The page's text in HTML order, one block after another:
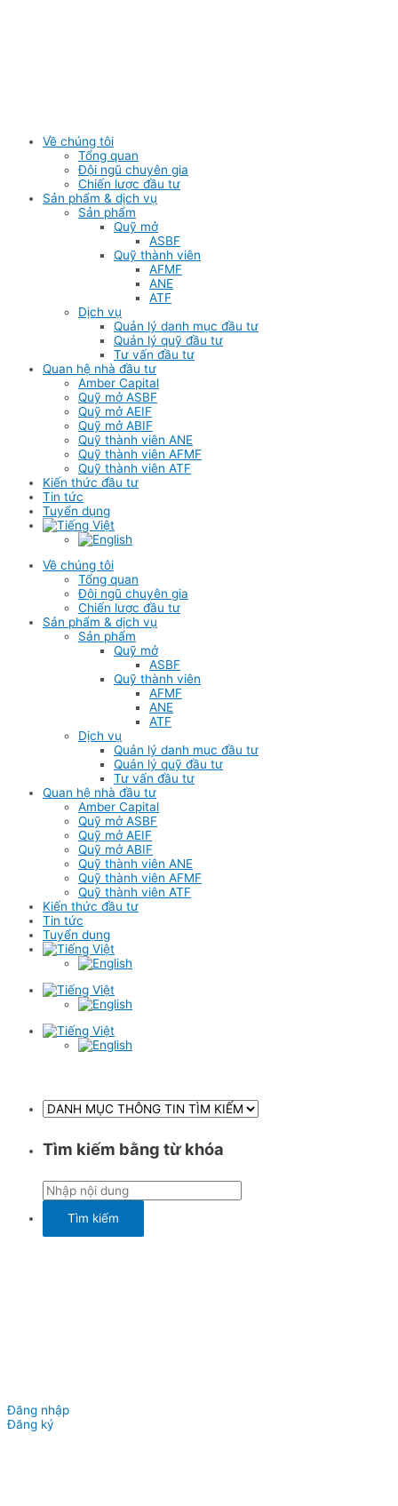
Về chúng tôi
Tổng quan
Đội ngũ chuyên gia
Chiến lược đầu tư
Sản phẩm & dịch vụ
Sản phẩm
Quỹ mở
ASBF
Quỹ thành viên
AFMF
ANE
ATF
Dịch vụ
Quản lý danh mục đầu tư
Quản lý quỹ đầu tư
Tư vấn đầu tư
Quan hệ nhà đầu tư
Amber Capital
Quỹ mở ASBF
Quỹ mở AEIF
Quỹ mở ABIF
Quỹ thành viên ANE
Quỹ thành viên AFMF
Quỹ thành viên ATF
Kiến thức đầu tư
Tin tức
Tuyển dụng
Về chúng tôi
Tổng quan
Đội ngũ chuyên gia
Chiến lược đầu tư
Sản phẩm & dịch vụ
Sản phẩm
Quỹ mở
ASBF
Quỹ thành viên
AFMF
ANE
ATF
Dịch vụ
Quản lý danh mục đầu tư
Quản lý quỹ đầu tư
Tư vấn đầu tư
Quan hệ nhà đầu tư
Amber Capital
Quỹ mở ASBF
Quỹ mở AEIF
Quỹ mở ABIF
Quỹ thành viên ANE
Quỹ thành viên AFMF
Quỹ thành viên ATF
Kiến thức đầu tư
Tin tức
Tuyển dụng
Tìm kiếm bằng từ khóa
Đăng nhập
Đăng ký